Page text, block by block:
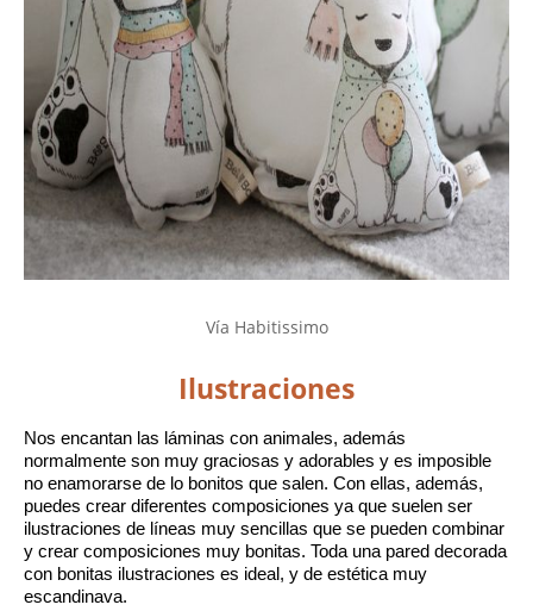
Vía Habitissimo
Ilustraciones
Nos encantan las láminas con animales, además
normalmente son muy graciosas y adorables y es imposible
no enamorarse de lo bonitos que salen. Con ellas, además,
puedes crear diferentes composiciones ya que suelen ser
ilustraciones de líneas muy sencillas que se pueden combinar
y crear composiciones muy bonitas. Toda una pared decorada
con bonitas ilustraciones es ideal, y de estética muy
escandinava.